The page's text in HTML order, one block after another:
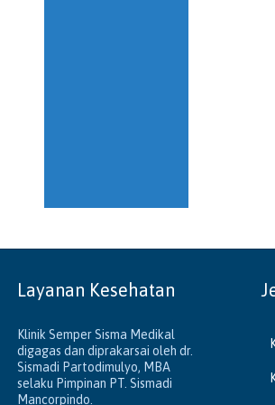
Layanan Kesehatan
Klinik Semper Sisma Medikal
digagas dan diprakarsai oleh dr.
Sismadi Partodimulyo, MBA
selaku Pimpinan PT. Sismadi
Mancorpindo.